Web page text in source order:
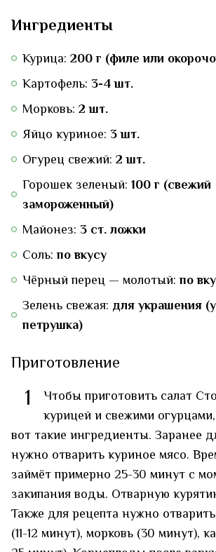
Ингредиенты
Курица: 200 г (филе или
Картофель: 3-4 шт.
Морковь: 2 шт.
Яйцо куриное: 3 шт.
Огурец свежий: 2 шт.
Горошек зеленый: 100 г (свежий
замороженный)
Майонез: 3 ст. ложки
Соль:по вкусу
Чёрный перец — молотый:по
Зелень свежая: для украшения
петрушка)
Приготовление
1
Чтобы приготовить салат
курицей и свежими
вот такие ингредиенты. Заранее
нужно отварить куриное мясо.
займёт примерно 25-30 минут с
закипания воды. Отварную
Также для рецепта нужно
(11-12 минут), морковь (30 минут),